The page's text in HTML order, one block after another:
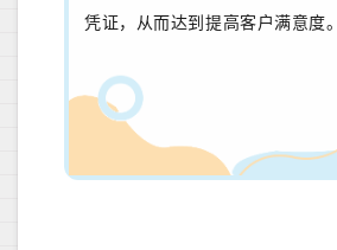
凭证，
从而达到提高客户满意度。